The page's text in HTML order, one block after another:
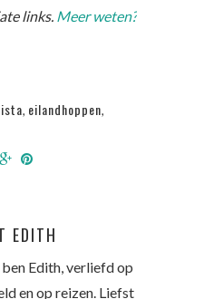
links. Meer weten?
, eilandhoppen,
EDITH
Edith, verliefd op
en op reizen. Liefst